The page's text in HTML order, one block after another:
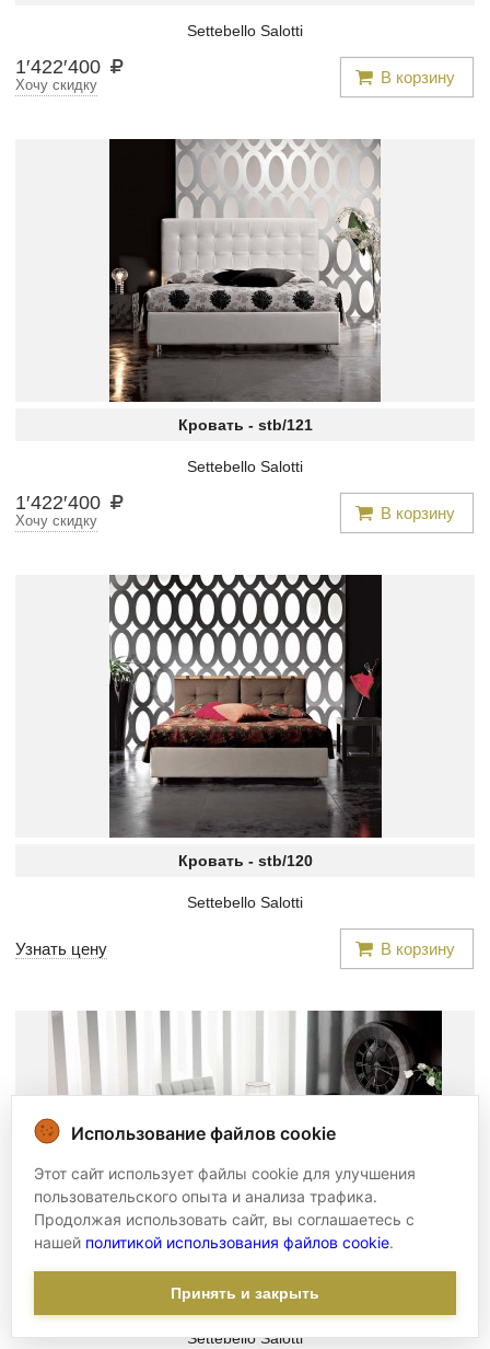
Settebello Salotti
1′422′400 В корзину
Хочу скидку
Кровать - stb/121
Settebello Salotti
1′422′400 В корзину
Хочу скидку
Кровать - stb/120
Settebello Salotti
Узнать цену В корзину
Кровать -stb/119
Settebello Salotti
Использование файлов cookie
Этот сайт использует файлы cookie для улучшения
пользовательского опыта и анализа трафика.
Продолжая использовать сайт, вы соглашаетесь с
нашей политикой использования файлов cookie.
Принять и закрыть